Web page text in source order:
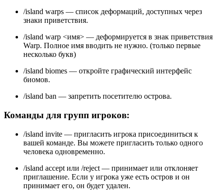
/island warps — список деформаций, доступных через
знаки приветствия.
/island warp <имя> — деформируется в знак приветствия
Warp. Полное имя вводить не нужно. (только первые
несколько букв)
/island biomes — откройте графический интерфейс
биомов.
/island ban — запретить посетителю острова.
Команды для групп игроков:
/island invite — пригласить игрока присоединиться к
вашей команде. Вы можете пригласить только одного
человека одновременно.
/island accept или /reject — принимает или отклоняет
приглашение. Если у игрока уже есть остров и он
принимает его, он будет удален.